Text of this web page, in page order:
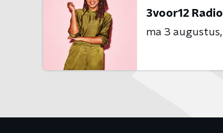
3voor12 Radio
ma 3 augustus